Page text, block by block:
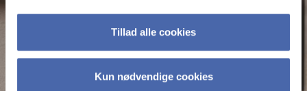
Tillad alle cookies
Kun nødvendige cookies